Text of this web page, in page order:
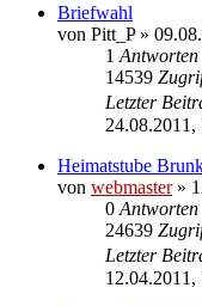
Briefwahl
von Pitt_P»
1 Antworten
14539
Letzter
24.08.2011,
Heimatstube
von webmaster»
0 Antworten
24639
Letzter
12.04.2011,